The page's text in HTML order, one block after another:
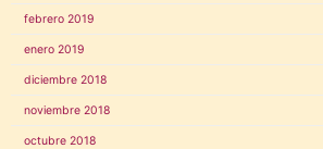
febrero 2019
enero 2019
diciembre 2018
noviembre 2018
octubre 2018